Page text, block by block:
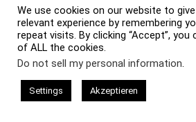
Porsche Rometsch T1
Volkswagen VW
VW 1200 VW 1300
VW 1302 VW 1303
We use cookies on our website to
relevant experience by remembering
repeat visits. By clicking “Accept”,
of ALL the cookies.
Do not sell my personal information.
Settings Akzeptieren